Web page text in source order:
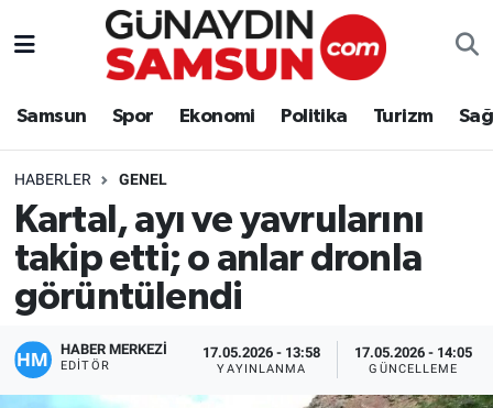
Samsun Spor Ekonomi Politika Turizm
HABERLER GENEL
Kartal, ayı ve yavrularını
takip etti; o anlar dronla
görüntülendi
HABER MERKEZİ
EDITÖR
17.05.2026 - 13:58
YAYINLANMA
17.05.2026 - 14:05
GÜNCELLEME
Samsun
Politika
Turizm
Sağlık
Nöbetçi Eczaneler
Süper Lig Puan Durumu ve Fikstür
Tüm Manşetler
Son Dakika Haberleri